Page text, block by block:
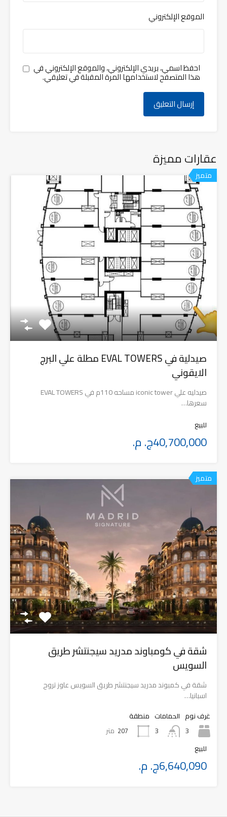
الموقع الإلكتروني
احفظ اسمي، بريدي الإلكتروني، والموقع الإلكتروني في
هذا المتصفح لاستخدامها المرة المقبلة في تعليقي.
عقارات مميزة
متميز
صيدلية في EVAL TOWERS مطلة علي البرج
الايقوني
صيدليه علي iconic tower مساحه 110م في EVAL TOWERS
سعرها…
للبيع
40,700,000ج. م.
متميز
شقة في كومباوند مدريد سيجنتشر طريق
السويس
شقة في كمبوند مدريد سيجنتشر طريق السويس عاوز تروح
اسبانيا…
غرف نوم
3
الحمامات
3
منطقة
207 متر
للبيع
6,640,090ج. م.